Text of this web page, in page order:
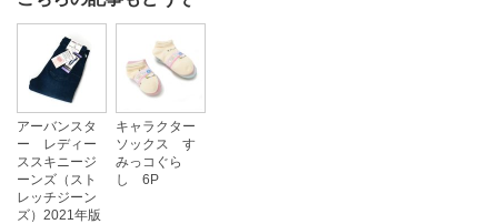
アーバンスタ
ー レディー
ススキニージ
ーンズ（スト
レッチジーン
ズ）2021年版
キャラクター
ソックス す
みっコぐら
し 6P